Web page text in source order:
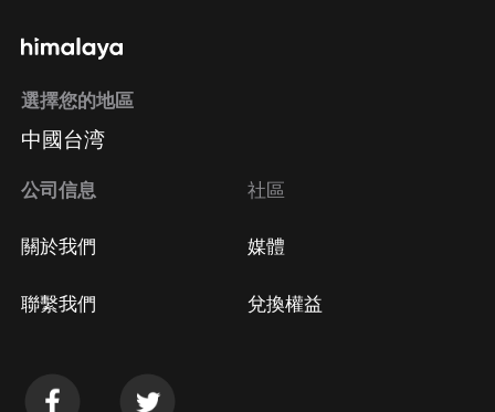
選擇您的地區
中國台湾
公司信息
關於我們
聯繫我們
社區
媒體
兌換權益